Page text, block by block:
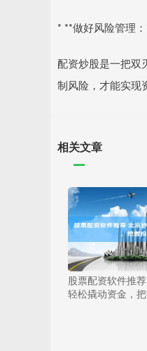
* **做好风险管理
配资炒股是一把双
制风险，才能实现
相关文章
股票配资软件推
轻松撬动资金，